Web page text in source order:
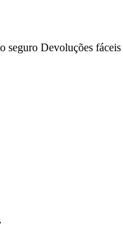
seguro Devoluções fáceis